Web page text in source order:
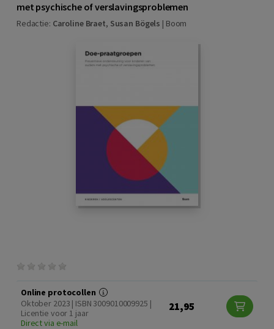
met psychische of verslavingsproblemen
Redactie: Caroline Braet, Susan Bögels | Boom
Online protocollen
Oktober 2023 | ISBN 3009010009925 |
Licentie voor 1 jaar
Direct via e-mail
21,95